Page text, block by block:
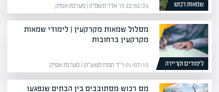
שמאות רכוש 22/02/26 (ה׳ אדר תשפ״ו) | מערכת אפיק
לימודים וקריירה
מסלול שמאות מקרקעין | לימודי שמאות
מקרקעין ברחובות
01/07/15 (י״ד תמוז תשע״ה) | מערכת אפיק
מס רכוש מסתובבים בין הבתים שנפגעו